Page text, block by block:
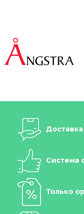
Система
Только